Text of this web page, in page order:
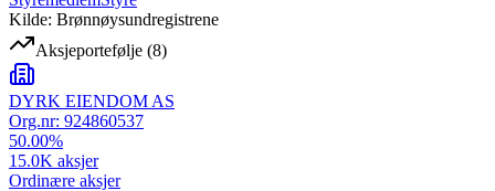
Kilde: Brønnøysundregistrene
Aksjeportefølje (8)
DYRK EIENDOM AS
Org.nr: 924860537
50.00%
15.0K aksjer
Ordinære aksjer